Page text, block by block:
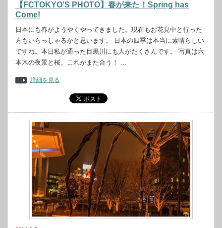
【FCTOKYO’S PHOTO】春が来た！Spring has
Come!
日本にも春がようやくやってきました。現在もお花見中と行った
方もいらっしゃるかと思います。 日本の四季は本当に素晴らしい
ですね。本日私が通った目黒川にも人がたくさんです。 写真は六
本木の夜景と桜。これがまた合う！ …
詳細を見る